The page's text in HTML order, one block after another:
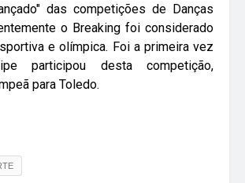
das competições de Danças
o Breaking foi considerado
e olímpica. Foi a primeira vez
participou desta competição,
para Toledo.